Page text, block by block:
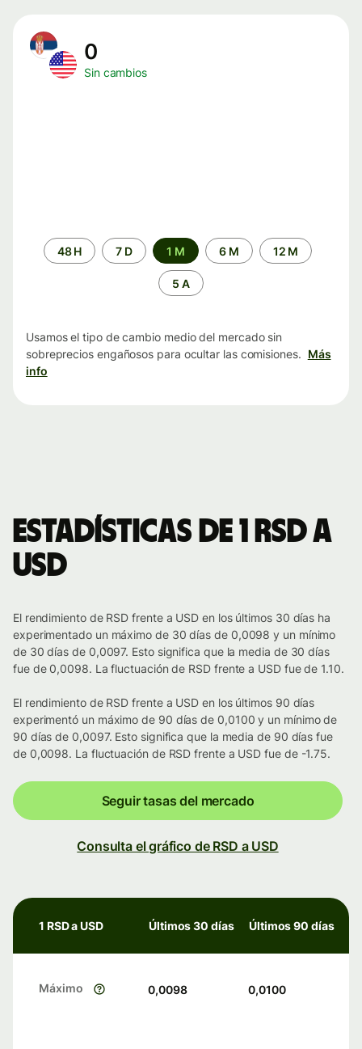
0
Sin cambios
Periodo48 H 7 D 1 M 6 M 12 M
5 A
Usamos el tipo de cambio medio del mercado sin
sobreprecios engañosos para ocultar las comisiones. Más
info
Estadísticas de 1 RSD a
USD
El rendimiento de RSD frente a USD en los últimos 30 días ha
experimentado un máximo de 30 días de 0,0098 y un mínimo
de 30 días de 0,0097. Esto significa que la media de 30 días
fue de 0,0098. La fluctuación de RSD frente a USD fue de 1.10.
El rendimiento de RSD frente a USD en los últimos 90 días
experimentó un máximo de 90 días de 0,0100 y un mínimo de
90 días de 0,0097. Esto significa que la media de 90 días fue
de 0,0098. La fluctuación de RSD frente a USD fue de -1.75.
Seguir tasas del mercado
Consulta el gráfico de RSD a USD
1 RSD a USD Últimos 30 días Últimos 90 días
Máximo 0,0098 0,0100